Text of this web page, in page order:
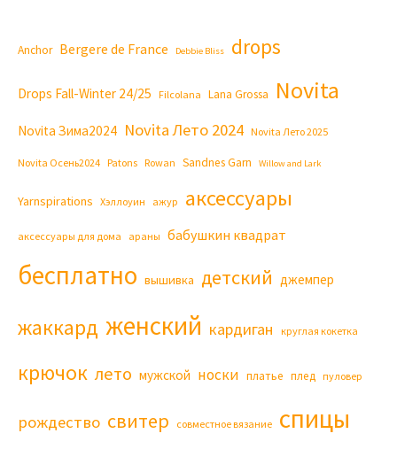
Anchor Bergere de France Debbie Bliss drops
Drops Fall-Winter 24/25 Filcolana Lana Grossa Novita
Novita Зима2024 Novita Лето 2024 Novita Лето 2025
Novita Осень2024 Patons Rowan Sandnes Garn Willow and Lark
Yarnspirations Хэллоуин ажур аксессуары
аксессуары для дома араны бабушкин квадрат
бесплатно вышивка детский джемпер
жаккард женский кардиган круглая кокетка
крючок лето мужской носки платье плед пуловер
рождество свитер совместное вязание спицы